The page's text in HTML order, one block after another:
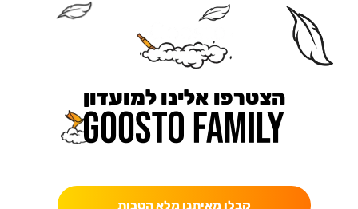
הצטרפו אלינו למועדון
קבלו מאיתנו מלא הטבות